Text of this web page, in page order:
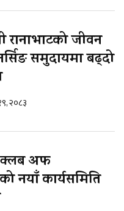
रानाभाटको जीवन
समुदायमा बढ्दो
२०८३
क्लब अफ
नयाँ कार्यसमिति